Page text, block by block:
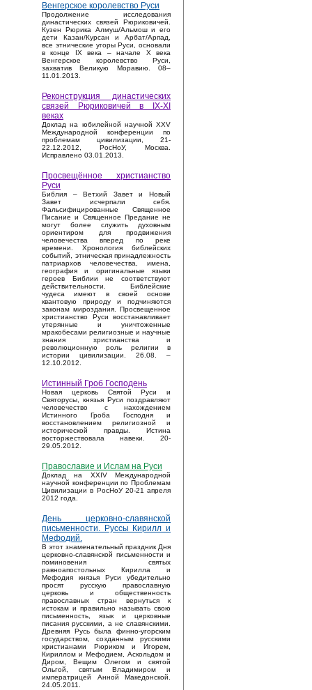
Венгерское королевство Руси
Продолжение исследования
династических связей Рюриковичей.
Кузен Рюрика Алмуш/Альмош и его
дети Казан/Курсан и Арбат/Арпад,
все этнические угоры Руси, основали
в конце IX века – начале X века
Венгерское королевство Руси,
захватив Великую Моравию. 08–
11.01.2013.
Реконструкция династических
связей Рюриковичей в IX-XI
веках
Доклад на юбилейной научной XXV
Международной конференции по
проблемам цивилизации, 21-
22.12.2012, РосНоУ, Москва.
Исправлено 03.01.2013.
Просвещённое христианство
Руси
Библия – Ветхий Завет и Новый
Завет исчерпали себя.
Фальсифицированные Священное
Писание и Священное Предание не
могут более служить духовным
ориентиром для продвижения
человечества вперед по реке
времени. Хронология библейских
событий, этническая принадлежность
патриархов человечества, имена,
география и оригинальные языки
героев Библии не соответствуют
действительности. Библейские
чудеса имеют в своей основе
квантовую природу и подчиняются
законам мироздания. Просвещенное
христианство Руси восстанавливает
утерянные и уничтоженные
мракобесами религиозные и научные
знания христианства и
революционную роль религии в
истории цивилизации. 26.08. –
12.10.2012.
Истинный Гроб Господень
Новая церковь Святой Руси и
Святорусы, князья Руси поздравляют
человечество с нахождением
Истинного Гроба Господня и
восстановлением религиозной и
исторической правды. Истина
восторжествовала навеки. 20-
29.05.2012.
Православие и Ислам на Руси
Доклад на XXIV Международной
научной конференции по Проблемам
Цивилизации в РосНоУ 20-21 апреля
2012 года.
День церковно-славянской
письменности. Руссы Кирилл и
Мефодий.
В этот знаменательный праздник Дня
церковно-славянской письменности и
поминовения святых
равноапостольных Кирилла и
Мефодия князья Руси убедительно
просят русскую православную
церковь и общественность
православных стран вернуться к
истокам и правильно называть свою
письменность, язык и церковные
писания русскими, а не славянскими.
Древняя Русь была финно-угорским
государством, созданным русскими
христианами Рюриком и Игорем,
Кириллом и Мефодием, Аскольдом и
Диром, Вещим Олегом и святой
Ольгой, святым Владимиром и
императрицей Анной Македонской.
24.05.2011.